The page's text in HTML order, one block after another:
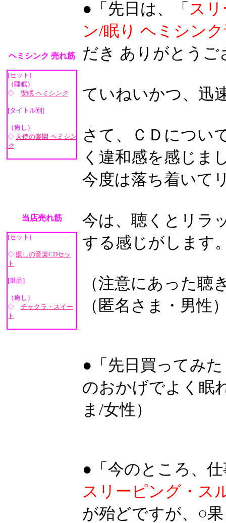
ヘミシンク 売れ筋
[セット]
（睡眠）
◇ 安眠 ヘミシンク
[タイトル別]
（癒し）
◇ 天使の楽園 ヘミシン
ク
当店売れ筋
[セット]
◇ 癒しの音楽CDセッ
ト
[単品]
（癒し）
◇ チャクラ・スイー
ト
●「先日は、「 ス
ン/眠り ヘミシン
だき ありがとうご
ていねいかつ、迅
さて、ＣＤについ
く違和感を感じま
今度は落ち着いて
今は、聴くとリラ
する感じがします
（注意にあった
（匿名さま・男性
●「先日買ってみ
のおかげでよく眠
ま/女性）
●「今のところ、
スリーピング・ス
が殆どですが、○